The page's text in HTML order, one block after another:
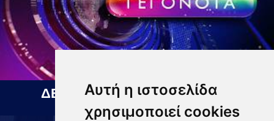
Αυτή η ιστοσελίδα
χρησιμοποιεί cookies
ΔΕΛΤΙΟ ΕΙΔΗΣΕΩΝ 05 08 2026